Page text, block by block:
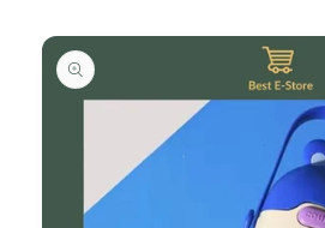
Skip to
product
information